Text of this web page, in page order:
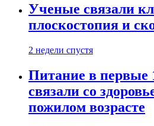
Ученые связали
плоскостопия и
2 недели спустя
Питание в первые
связали со
пожилом возрасте